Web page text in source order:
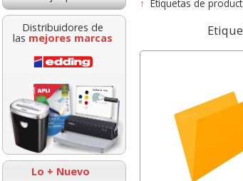
Distribuidores de
las mejores marcas
Lo + Nuevo
↑Etiquetas de
Espiral
metal 25,
10 hojas
Libro de Reservas -
Agenda 2027 - 2
Páginas cada dia